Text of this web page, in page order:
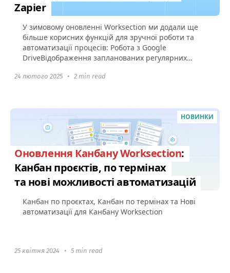
Zapier
У зимовому оновленні Worksection ми додали ще
більше корисних функцій для зручної роботи та
автоматизації процесів: Робота з Google
DriveВідображення запланованих регулярних
24 лютого 2025 • 2 min read
НОВИНКИ
Оновлення Канбану Worksection:
Канбан проєктів, по термінах
та нові можливості автоматизацій
Канбан по проєктах, Канбан по термінах та Нові
автоматизації для Канбану Worksection
25 квітня 2024 • 5 min read